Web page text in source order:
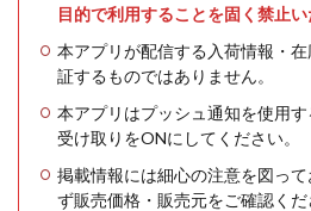
目的で利用することを固く禁止い
本アプリが配信する入荷情報・
証するものではありません。
本アプリはプッシュ通知を使用
受け取りをONにしてください。
掲載情報には細心の注意を図っ
ず販売価格・販売元をご確認くだ